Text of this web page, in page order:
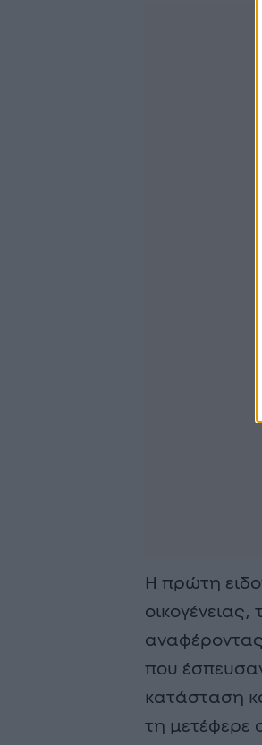
Η πρώτη
οικογένειας,
που
κατάσταση
τη μετέφερε